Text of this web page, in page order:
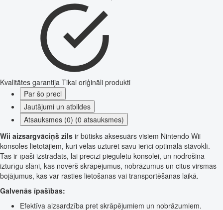
Kvalitātes garantija Tikai oriģināli produkti
Par šo preci
Jautājumi un atbildes
Atsauksmes (0) (0 atsauksmes)
Wii aizsargvāciņš zils ir būtisks aksesuārs visiem Nintendo Wii
konsoles lietotājiem, kuri vēlas uzturēt savu ierīci optimālā stāvoklī.
Tas ir īpaši izstrādāts, lai precīzi piegulētu konsolei, un nodrošina
izturīgu slāni, kas novērš skrāpējumus, nobrāzumus un citus virsmas
bojājumus, kas var rasties lietošanas vai transportēšanas laikā.
Galvenās īpašības:
Efektīva aizsardzība pret skrāpējumiem un nobrāzumiem.